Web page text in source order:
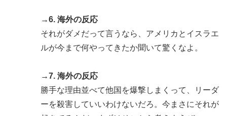
→6. 海外の反応
それがダメだって言うなら、アメリカとイスラエ
ルが今まで何やってきたか聞いて驚くなよ。
→7. 海外の反応
勝手な理由並べて他国を爆撃しまくって、リーダ
ーを殺害していいわけないだろ。今まさにそれが